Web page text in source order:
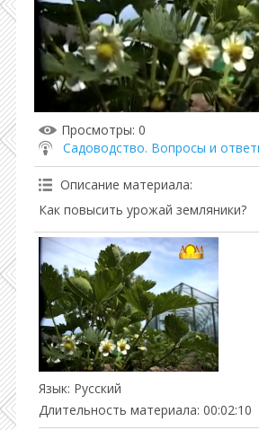
Просмотры: 0
Садоводство. Вопросы и
Описание материала:
Как повысить урожай земляники?
Язык: Русский
Длительность материала: 00:02:10